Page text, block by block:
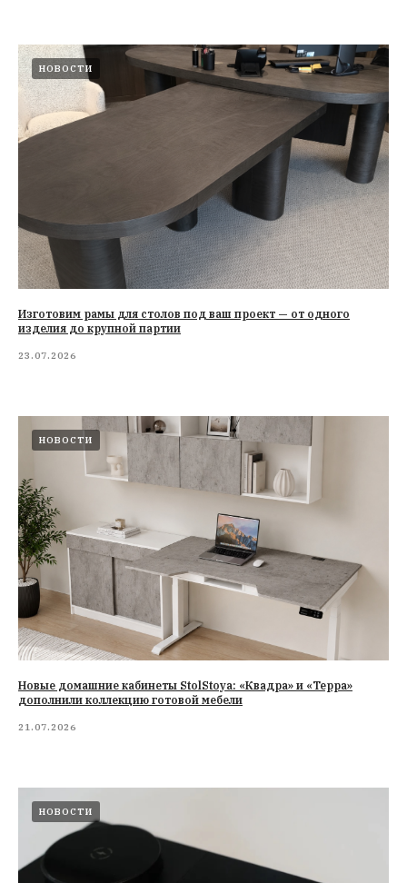
НОВОСТИ
Изготовим рамы для столов под ваш проект — от одного
изделия до крупной партии
23.07.2026
НОВОСТИ
Новые домашние кабинеты StolStoya: «Квадра» и «Терра»
дополнили коллекцию готовой мебели
21.07.2026
НОВОСТИ